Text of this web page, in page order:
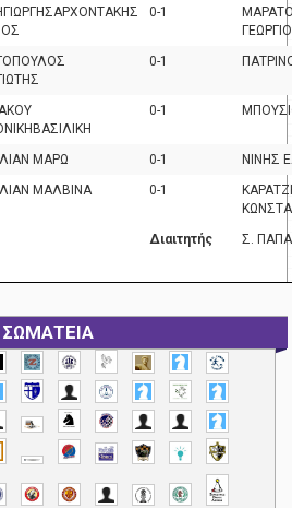
0-1
0-1
0-1
ΜΑΡΩ 0-1
ΝΙΝΗΣ
ΜΑΛΒΙΝΑ 0-1
Διαιτητής
Σ.
ΣΩΜΑΤΕΙΑ